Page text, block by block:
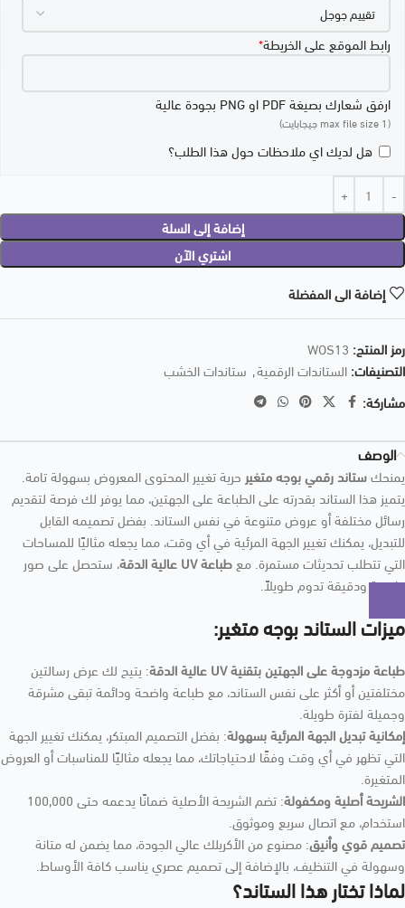
*رابط الموقع على الخريطة
ارفق شعارك بصيغة PDF او PNG بجودة عالية
(max file size 1 جيجابايت)
هل لديك اي ملاحظات حول هذا الطلب؟
إضافة إلى السلة
اشتري الآن
إضافة الى المفضلة
رمز المنتج: WOS13
التصنيفات:الستاندات الرقمية, ستاندات الخشب
مشاركة:
الوصف
يمنحكستاند رقمي بوجه متغير حرية تغيير المحتوى المعروض بسهولة تامة.
يتميز هذا الستاند بقدرته على الطباعة على الجهتين، مما يوفر لك فرصة لتقديم
رسائل مختلفة أو عروض متنوعة في نفس الستاند. بفضل تصميمه القابل
للتبديل، يمكنك تغيير الجهة المرئية في أي وقت، مما يجعله مثاليًا للمساحات
التي تتطلب تحديثات مستمرة. معطباعة UV عالية الدقة
، ستحصل على صور
واضحة ودقيقة تدوم طويلاً.
ميزات الستاند بوجه متغير:
طباعة مزدوجة على الجهتين بتقنية UV عالية الدقة
: يتيح لك عرض رسالتين
مختلفتين أو أكثر على نفس الستاند، مع طباعة واضحة ودائمة تبقى مشرقة
وجميلة لفترة طويلة.
إمكانية تبديل الجهة المرئية بسهولة: بفضل التصميم المبتكر، يمكنك تغيير الجهة
التي تظهر في أي وقت وفقًا لاحتياجاتك، مما يجعله مثاليًا للمناسبات أو العروض
المتغيرة.
الشريحة أصلية ومكفولة
: تضم الشريحة الأصلية ضمانًا يدعمه حتى 100,000
استخدام، مع اتصال سريع وموثوق.
تصميم قوي وأنيق: مصنوع من الأكريلك عالي الجودة، مما يضمن له متانة
وسهولة في التنظيف، بالإضافة إلى تصميم عصري يناسب كافة الأوساط.
لماذا تختار هذا الستاند؟